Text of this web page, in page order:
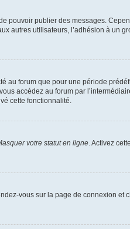
pouvoir publier des messages.
utilisateurs, l’adhésion à un
au forum que pour une période
accédez au forum par
cette fonctionnalité.
votre statut en ligne . Activez
vous sur la page de connexion et